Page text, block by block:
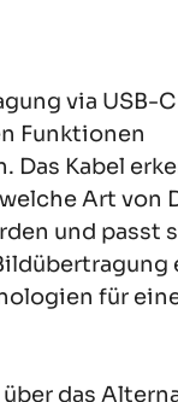
via USB-
Funktionen
Das Kabel
Art von
und passt
für
das